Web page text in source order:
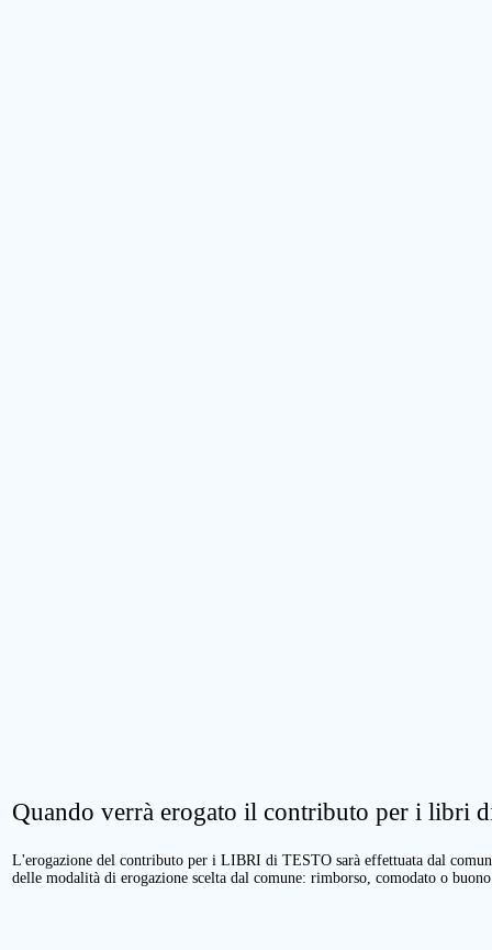
Quando verrà erogato il contributo per i libri
L'erogazione del contributo per i LIBRI di TESTO sarà effettuata dal
delle modalità di erogazione scelta dal comune: rimborso, comodato o